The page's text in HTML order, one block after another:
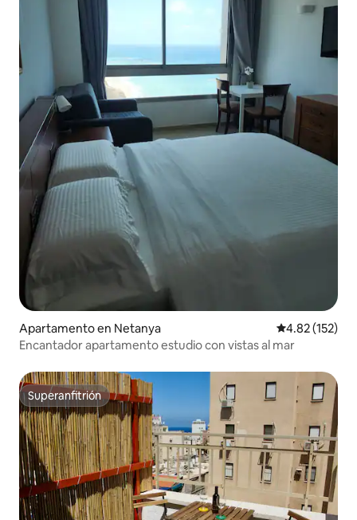
Apartamento en Netanya Calificación
4.82 (152)
Encantador apartamento estudio con vistas al mar
Superanfitrión
Superanfitrión